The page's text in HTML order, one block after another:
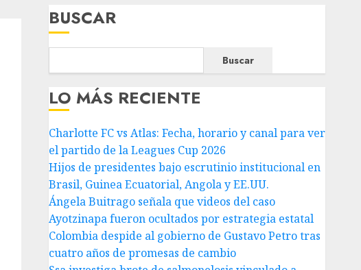
BUSCAR
Buscar
LO MÁS RECIENTE
Charlotte FC vs Atlas: Fecha, horario y canal para ver
el partido de la Leagues Cup 2026
Hijos de presidentes bajo escrutinio institucional en
Brasil, Guinea Ecuatorial, Angola y EE.UU.
Ángela Buitrago señala que videos del caso
Ayotzinapa fueron ocultados por estrategia estatal
Colombia despide al gobierno de Gustavo Petro tras
cuatro años de promesas de cambio